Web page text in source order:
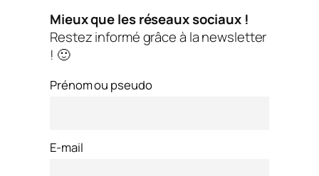
Mieux que les réseaux sociaux !
Restez informé grâce à la newsletter
! 🙂
Prénom ou pseudo
E-mail